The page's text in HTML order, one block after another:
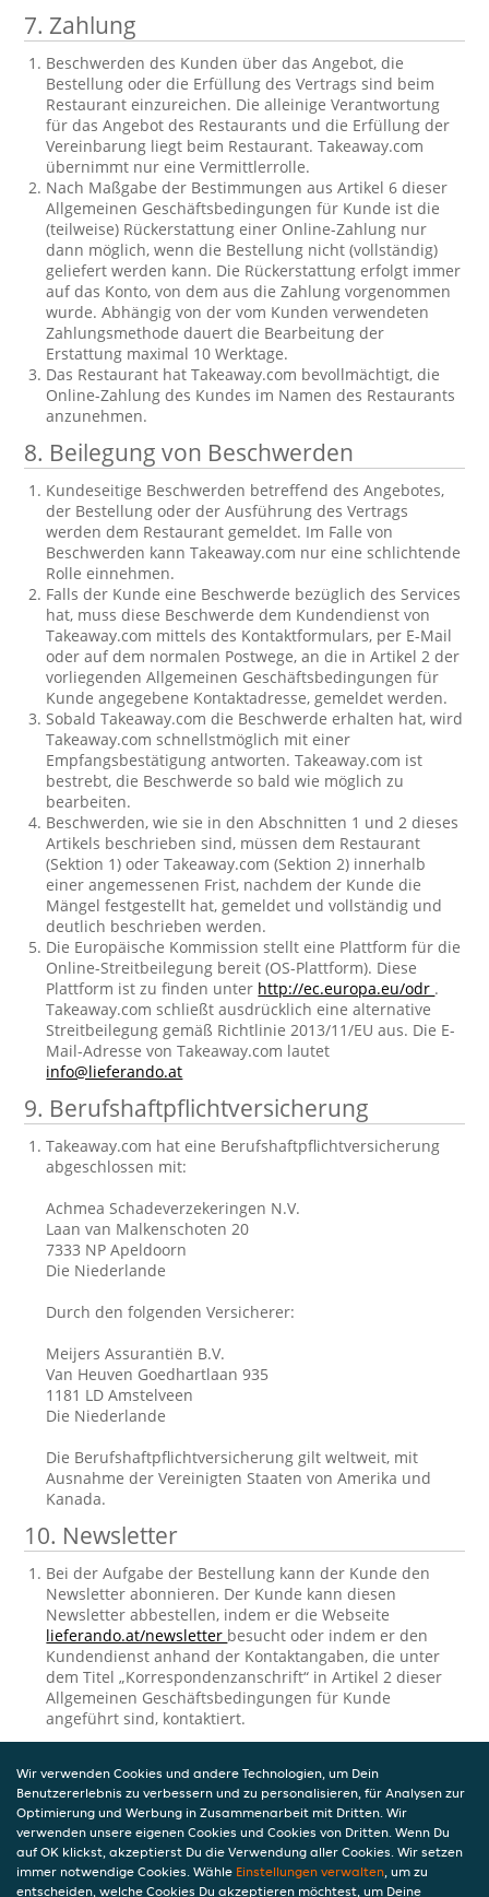
7. Zahlung
Beschwerden des Kunden über das Angebot, die
Bestellung oder die Erfüllung des Vertrags sind beim
Restaurant einzureichen. Die alleinige Verantwortung
für das Angebot des Restaurants und die Erfüllung der
Vereinbarung liegt beim Restaurant. Takeaway.com
übernimmt nur eine Vermittlerrolle.
Nach Maßgabe der Bestimmungen aus Artikel 6 dieser
Allgemeinen Geschäftsbedingungen für Kunde ist die
(teilweise) Rückerstattung einer Online-Zahlung nur
dann möglich, wenn die Bestellung nicht (vollständig)
geliefert werden kann. Die Rückerstattung erfolgt immer
auf das Konto, von dem aus die Zahlung vorgenommen
wurde. Abhängig von der vom Kunden verwendeten
Zahlungsmethode dauert die Bearbeitung der
Erstattung maximal 10 Werktage.
Das Restaurant hat Takeaway.com bevollmächtigt, die
Online-Zahlung des Kundes im Namen des Restaurants
anzunehmen.
8. Beilegung von Beschwerden
Kundeseitige Beschwerden betreffend des Angebotes,
der Bestellung oder der Ausführung des Vertrags
werden dem Restaurant gemeldet. Im Falle von
Beschwerden kann Takeaway.com nur eine schlichtende
Rolle einnehmen.
Falls der Kunde eine Beschwerde bezüglich des Services
hat, muss diese Beschwerde dem Kundendienst von
Takeaway.com mittels des Kontaktformulars, per E-Mail
oder auf dem normalen Postwege, an die in Artikel 2 der
vorliegenden Allgemeinen Geschäftsbedingungen für
Kunde angegebene Kontaktadresse, gemeldet werden.
Sobald Takeaway.com die Beschwerde erhalten hat, wird
Takeaway.com schnellstmöglich mit einer
Empfangsbestätigung antworten. Takeaway.com ist
bestrebt, die Beschwerde so bald wie möglich zu
bearbeiten.
Beschwerden, wie sie in den Abschnitten 1 und 2 dieses
Artikels beschrieben sind, müssen dem Restaurant
(Sektion 1) oder Takeaway.com (Sektion 2) innerhalb
einer angemessenen Frist, nachdem der Kunde die
Mängel festgestellt hat, gemeldet und vollständig und
deutlich beschrieben werden.
Die Europäische Kommission stellt eine Plattform für die
Online-Streitbeilegung bereit (OS-Plattform). Diese
Plattform ist zu finden unter http://ec.europa.eu/odr .
Takeaway.com schließt ausdrücklich eine alternative
Streitbeilegung gemäß Richtlinie 2013/11/EU aus. Die E-
Mail-Adresse von Takeaway.com lautet
info@lieferando.at
9. Berufshaftpflichtversicherung
Takeaway.com hat eine Berufshaftpflichtversicherung
abgeschlossen mit:
Achmea Schadeverzekeringen N.V.
Laan van Malkenschoten 20
7333 NP Apeldoorn
Die Niederlande
Durch den folgenden Versicherer:
Meijers Assurantiën B.V.
Van Heuven Goedhartlaan 935
1181 LD Amstelveen
Die Niederlande
Die Berufshaftpflichtversicherung gilt weltweit, mit
Ausnahme der Vereinigten Staaten von Amerika und
Kanada.
10. Newsletter
Bei der Aufgabe der Bestellung kann der Kunde den
Newsletter abonnieren. Der Kunde kann diesen
Newsletter abbestellen, indem er die Webseite
lieferando.at/newsletter besucht oder indem er den
Kundendienst anhand der Kontaktangaben, die unter
dem Titel „Korrespondenzanschrift“ in Artikel 2 dieser
Allgemeinen Geschäftsbedingungen für Kunde
angeführt sind, kontaktiert.
gespeicherten personenbezogenen
Daten
Takeaway.com verarbeitet personenbezogene Daten in
Bezug auf den Kunden. Die Verarbeitung
Wir verwenden Cookies und andere Technologien, um Dein
Benutzererlebnis zu verbessern und zu personalisieren, für Analysen zur
Optimierung und Werbung in Zusammenarbeit mit Dritten. Wir
verwenden unsere eigenen Cookies und Cookies von Dritten. Wenn Du
auf OK klickst, akzeptierst Du die Verwendung aller Cookies. Wir setzen
immer notwendige Cookies. Wähle Einstellungen verwalten, um zu
entscheiden, welche Cookies Du akzeptieren möchtest, um Deine